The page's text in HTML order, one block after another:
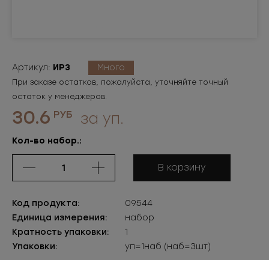
Артикул: ИР3 Много
При заказе остатков, пожалуйста, уточняйте точный
остаток у менеджеров.
30.6 РУБ за уп.
Кол-во набор.:
В корзину
Код продукта:
09544
Единица измерения:
набор
Кратность упаковки:
1
Упаковки:
уп=1наб (наб=3шт)